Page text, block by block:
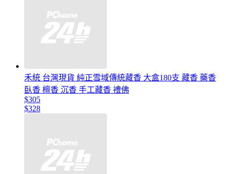
禾統 台灣現貨 純正雪域傳統藏香 大盒180支 藏香 藥香
臥香 檀香 沉香 手工藏香 禮佛
$305
$328